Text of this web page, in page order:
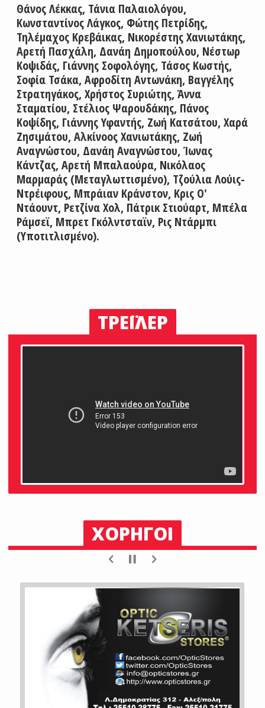
Θάνος Λέκκας, Τάνια Παλαιολόγου,
Κωνσταντίνος Λάγκος, Φώτης Πετρίδης,
Τηλέμαχος Κρεβάικας, Νικορέστης Χανιωτάκης,
Αρετή Πασχάλη, Δανάη Δημοπούλου, Νέστωρ
Κοψιδάς, Γιάννης Σοφολόγης, Τάσος Κωστής,
Σοφία Τσάκα, Αφροδίτη Αντωνάκη, Βαγγέλης
Στρατηγάκος, Χρήστος Συριώτης, Άννα
Σταματίου, Στέλιος Ψαρουδάκης, Πάνος
Κοψίδης, Γιάννης Υφαντής, Ζωή Κατσάτου, Χαρά
Ζησιμάτου, Αλκίνοος Χανιωτάκης, Ζωή
Αναγνώστου, Δανάη Αναγνώστου, Ίωνας
Κάντζας, Αρετή Μπαλαούρα, Νικόλαος
Μαρμαράς (Μεταγλωττισμένο), Τζούλια Λούις-
Ντρέιφους, Μπράιαν Κράνστον, Κρις Ο'
Ντάουντ, Ρετζίνα Χολ, Πάτρικ Στιούαρτ, Μπέλα
Ράμσεϊ, Μπρετ Γκόλντσταϊν, Ρις Ντάρμπι
(Υποτιτλισμένο).
ΤΡΕΪΛΕΡ
ΧΟΡΗΓΟΙ